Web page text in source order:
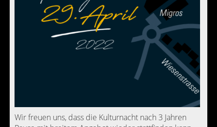
Wir freuen uns, dass die Kulturnacht nach 3 Jahren